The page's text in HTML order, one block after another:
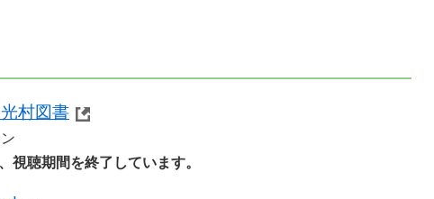
村図書
聴期間を終了しています。